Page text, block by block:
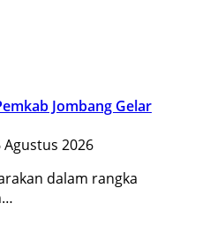
Jombang Gelar
Agustus 2026
dalam rangka